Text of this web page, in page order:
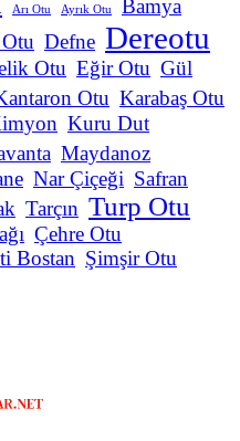
Arı Otu Ayrık Otu
Bamya
Defne Dereotu
Otu Eğir Otu Gül
Otu Karabaş Otu
Kuru Dut
Maydanoz
Nar Çiçeği Safran
Tarçın Turp Otu
Çehre Otu
Bostan Şimşir Otu